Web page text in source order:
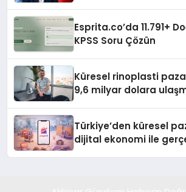
Esprita.co’da 11.791+
KPSS Soru Çözün
Küresel rinoplasti
9,6 milyar dolara
Türkiye’den küresel
dijital ekonomi ile